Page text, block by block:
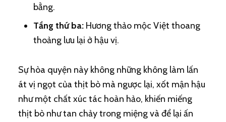
bằng.
Tầng thứ ba:Hương thảo mộc Việt thoang
thoảng lưu lại ở hậu vị.
Sự hòa quyện này không những không làm lấn
át vị ngọt của thịt bò mà ngược lại, xốt mận hậu
như một chất xúc tác hoàn hảo, khiến miếng
thịt bò như tan chảy trong miệng và để lại ấn